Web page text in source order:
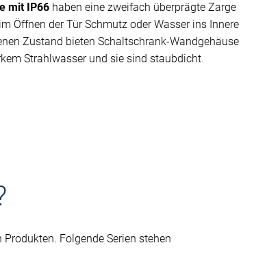
mit IP66 haben eine zweifach überprägte Zarge
Öffnen der Tür Schmutz oder Wasser ins Innere
Zustand bieten Schaltschrank-Wandgehäuse
Strahlwasser und sie sind staubdicht.
Folgende Serien stehen